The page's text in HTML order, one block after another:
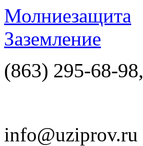
Молниезащита
Заземление
(863) 295-68-98,
info@uziprov.ru